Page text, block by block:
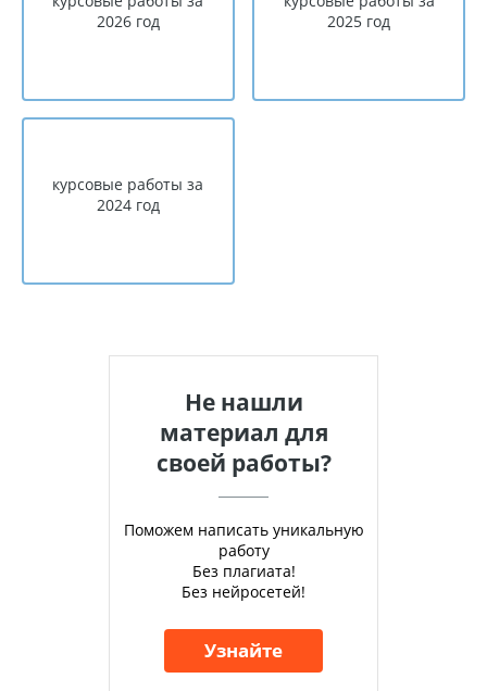
2026 год
2025 год
курсовые работы за
2024 год
Не нашли
материал для
своей работы?
Поможем написать уникальную
работу
Без плагиата!
Без нейросетей!
Узнайте